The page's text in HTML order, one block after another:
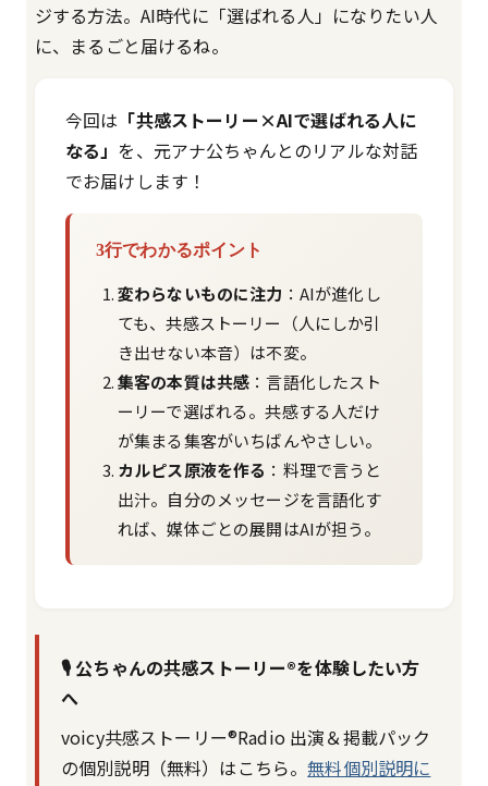
ジする方法。AI時代に「選ばれる人」になりたい人
に、まるごと届けるね。
今回は 「共感ストーリー×AIで選ばれる人に
なる」 を、元アナ公ちゃんとのリアルな対話
でお届けします！
3行でわかるポイント
変わらないものに注力 ：AIが進化し
ても、共感ストーリー（人にしか引
き出せない本音）は不変。
集客の本質は共感 ：言語化したスト
ーリーで選ばれる。共感する人だけ
が集まる集客がいちばんやさしい。
カルピス原液を作る ：料理で言うと
出汁。自分のメッセージを言語化す
れば、媒体ごとの展開はAIが担う。
🎙️ 公ちゃんの共感ストーリー®を体験したい方
へ
voicy共感ストーリー®Radio 出演＆掲載パック
の個別説明（無料）はこちら。無料個別説明に